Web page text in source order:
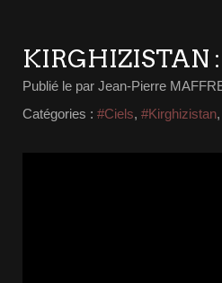
KIRGHIZISTAN
Publié le par Jean-Pierre
Catégories : #Ciels, #Kirghizistan,